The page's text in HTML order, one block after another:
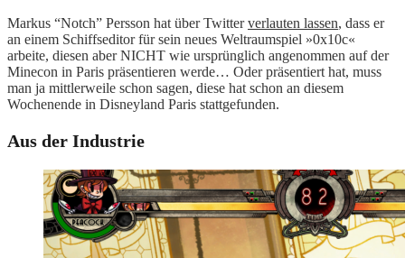
Markus “Notch” Persson hat über Twitterverlauten lassen, dass er
an einem Schiffseditor für sein neues Weltraumspiel »0x10c«
arbeite, diesen aber NICHT wie ursprünglich angenommen auf der
Minecon in Paris präsentieren werde… Oder präsentiert hat, muss
man ja mittlerweile schon sagen, diese hat schon an diesem
Wochenende in Disneyland Paris stattgefunden.
Aus der Industrie